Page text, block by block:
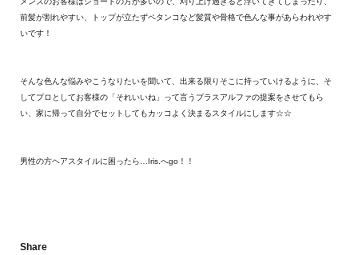
前髪が割れやすい、トップが立たずペタンコなど髪質や骨格で色んな事があらわれやす
いです！
そんな色んな悩みやこうなりたいを聞いて、出来る限りそこに持っていけるように、そ
してプロとしてお客様の「それいいね」って言うプラスアルファの提案をさせてもら
い、家に帰って自分でセットしてもカッコよく決まるスタイルにします☆☆
男性の方ヘアスタイルに困ったら…Iris.へgo！！
Share